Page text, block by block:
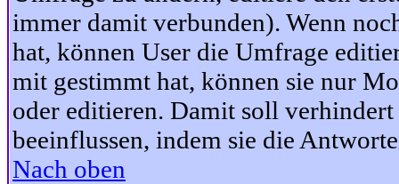
immer damit verbunden). Wenn
hat, können User die Umfrage
mit gestimmt hat, können sie nur
oder editieren. Damit soll
beeinflussen, indem sie die
Nach oben